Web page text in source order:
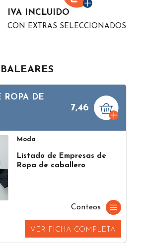
IVA INCLUIDO
CON EXTRAS SELECCIONADOS
ROPA DE
7,46
Moda
Listado de Empresas de
Ropa de caballero
Conteos
VER FICHA COMPLETA